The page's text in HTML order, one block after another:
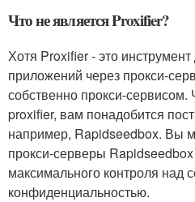
Что не является Proxifier?
Хотя Proxifier - это
приложений через прокси-
собственно прокси-сервисом.
proxifier, вам понадобится
например, Rapidseedbox. Вы
прокси-серверы
максимального контроля над
конфиденциальностью.